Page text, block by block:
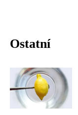
Ostatní